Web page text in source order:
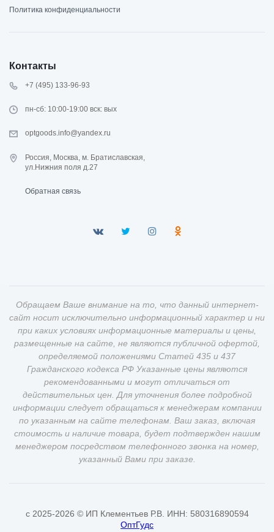
Политика конфиденциальности
Контакты
+7 (495) 133-96-93
пн-сб: 10:00-19:00 вск: вых
optgoods.info@yandex.ru
Россия, Москва, м. Братиславская,
ул.Нижния поля д.27
Обратная связь
Обращаем Ваше внимание на то, что данный интернет-
сайт носит исключительно информационный характер и ни
при каких условиях информационные материалы и цены,
размещенные на сайте, не являются публичной офертой,
определяемой положениями Статей 435 и 437
Гражданского кодекса РФ Указанные цены являются
рекомендованными и могут отличаться от
действительных цен. Для уточнения более подробной
информации следует обращаться к менеджерам компании
по указанным на сайте телефонам. Ваш заказ, включая
стоимость и наличие товара, будет подтвержден нашим
менеджером посредством телефонного звонка на номер,
указанный Вами при заказе.
c 2025-2026 © ИП Клементьев Р.В. ИНН: 580316890594
ОптГудс